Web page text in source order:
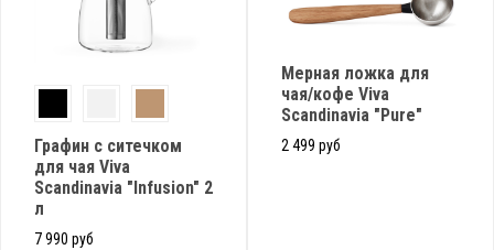
Графин с ситечком
для чая Viva
Scandinavia "Infusion" 2
л
7 990 руб
Мерная ложка для
чая/кофе Viva
Scandinavia "Pure"
2 499 руб